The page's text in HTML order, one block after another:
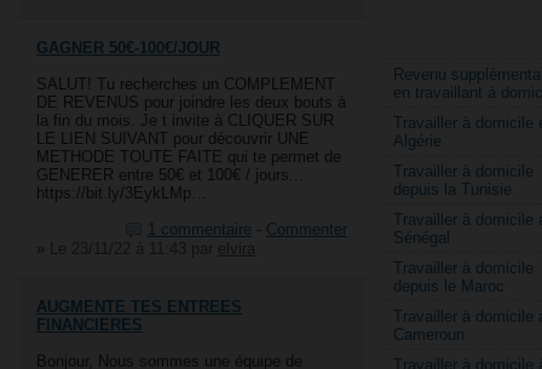
Revenu
en travaillant à
Travailler à domicile
Algérie
Travailler à domicile
depuis la Tunisie
Travailler à domicile
Sénégal
Travailler à domicile
depuis le Maroc
Travailler à domicile
Cameroun
Travailler à domicile
GAGNER 50€-100€/JOUR
SALUT! Tu recherches un COMPLEMENT
DE REVENUS pour joindre les deux bouts à
la fin du mois. Je t invite à CLIQUER SUR
LE LIEN SUIVANT pour découvrir UNE
METHODE TOUTE FAITE qui te permet de
GENERER entre 50€ et 100€ / jours...
https://bit.ly/3EykLMp…
1 commentaire - Commenter
»
AUGMENTE TES ENTREES
FINANCIERES
Bonjour, Nous sommes une équipe de